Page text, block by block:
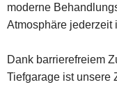
moderne
Atmosphäre jederzeit
Dank barrierefreiem
Tiefgarage ist unsere